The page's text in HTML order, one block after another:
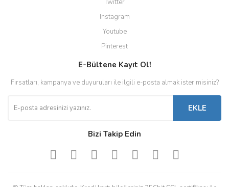
Twitter
Instagram
Youtube
Pinterest
E-Bültene Kayıt Ol!
Fırsatları, kampanya ve duyuruları ile ilgili e-posta almak ister misiniz?
EKLE
Bizi Takip Edin